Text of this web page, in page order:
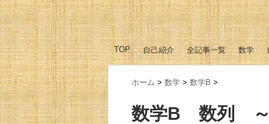
TOP 自己紹介 全記事一覧
数学
数学Ⅰ
数学A
数学Ⅱ
数学B
数学Ⅲ
ホーム > 数学 > 数学B >
数学B 数列